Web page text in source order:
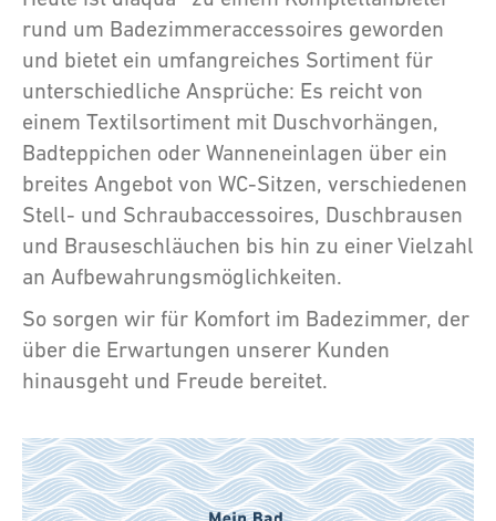
rund um Badezimmeraccessoires geworden
und bietet ein umfangreiches Sortiment für
unterschiedliche Ansprüche: Es reicht von
einem Textilsortiment mit Duschvorhängen,
Badteppichen oder Wanneneinlagen über ein
breites Angebot von WC-Sitzen, verschiedenen
Stell- und Schraubaccessoires, Duschbrausen
und Brauseschläuchen bis hin zu einer Vielzahl
an Aufbewahrungsmöglichkeiten.
So sorgen wir für Komfort im Badezimmer, der
über die Erwartungen unserer Kunden
hinausgeht und Freude bereitet.